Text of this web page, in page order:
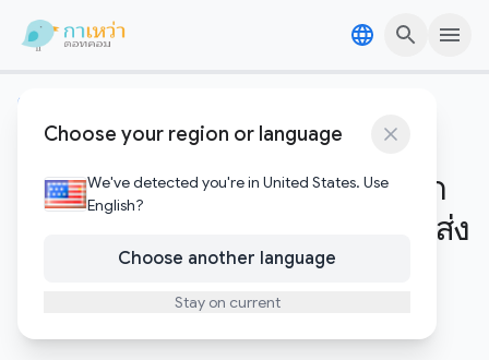
Choose your region or language
We've detected you're in United States. Use
English?
Choose another language
Stay on current
คริปโตและบล๊อคเชน
สัญญาณเตือนระดับโลก!
Ethereum เตรียมรับแรงกระแทก
เชิงบวก หลังดัชนีสภาพคล่องโลกส่ง
สัญญาณเดียวกับตอนราคาพุ่ง